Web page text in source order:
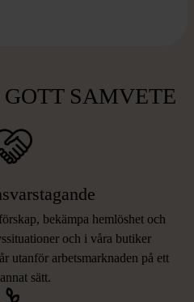
SAMVETE
bekämpa hemlöshet och
och i våra butiker
utanför arbetsmarknaden på ett
sätt.